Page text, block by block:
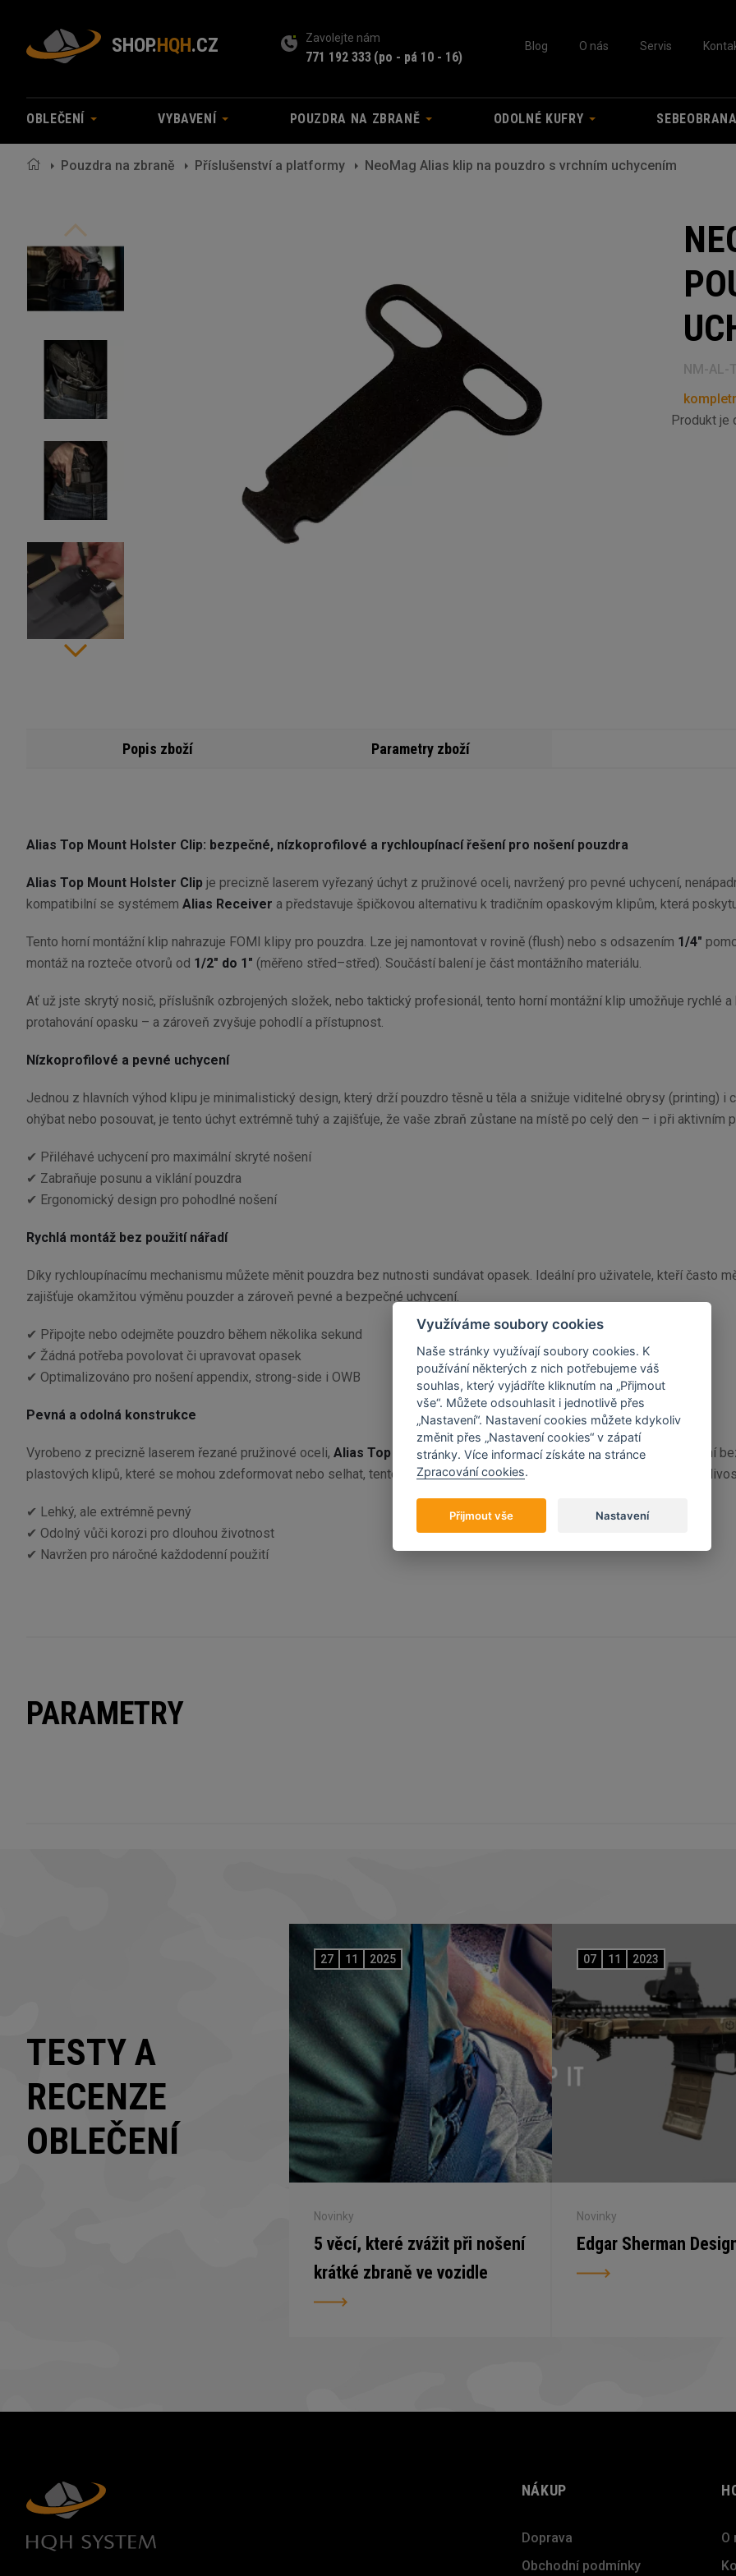
SHOP.HQH.CZ Zavolejte nám
771 192 333 (po - pá 10 - 16)
Blog O nás Servis
OBLEČENÍ VYBAVENÍ POUZDRA NA ZBRANĚ ODOLNÉ KUFRY
Pouzdra na zbraně Příslušenství a platformy NeoMag Alias klip na pouzdro s vrchním uchycením
NM-AL-
Produkt je
Popis zboží Parametry zboží
Alias Top Mount Holster Clip: bezpečné, nízkoprofilové a rychloupínací řešení pro nošení pouzdra
Alias Top Mount Holster Clip je precizně laserem vyřezaný úchyt z pružinové oceli, navržený pro pevné uchycení,
kompatibilní se systémem Alias Receiver a představuje špičkovou alternativu k tradičním opaskovým klipům, která
Tento horní montážní klip nahrazuje FOMI klipy pro pouzdra. Lze jej namontovat v rovině (flush) nebo s odsazením 1/4"
montáž na rozteče otvorů od 1/2" do 1" (měřeno střed–střed). Součástí balení je část montážního materiálu.
Ať už jste skrytý nosič, příslušník ozbrojených složek, nebo taktický profesionál, tento horní montážní klip umožňuje rychlé
protahování opasku – a zároveň zvyšuje pohodlí a přístupnost.
Nízkoprofilové a pevné uchycení
Jednou z hlavních výhod klipu je minimalistický design, který drží pouzdro těsně u těla a snižuje viditelné obrysy (printing)
ohýbat nebo posouvat, je tento úchyt extrémně tuhý a zajišťuje, že vaše zbraň zůstane na místě po celý den – i při aktivním
✔ Přiléhavé uchycení pro maximální skryté nošení
✔ Zabraňuje posunu a viklání pouzdra
✔ Ergonomický design pro pohodlné nošení
Rychlá montáž bez použití nářadí
Díky rychloupínacímu mechanismu můžete měnit pouzdra bez nutnosti sundávat opasek. Ideální pro uživatele, kteří často
zajišťuje okamžitou výměnu pouzder a zároveň pevné a bezpečné uchycení.
✔ Připojte nebo odejměte pouzdro během několika sekund
✔ Žádná potřeba povolovat či upravovat opasek
✔ Optimalizováno pro nošení appendix, strong-side i OWB
Pevná a odolná konstrukce
Vyrobeno z precizně laserem řezané pružinové oceli, Alias Top Mount Holster Clipvydrží roky každodenního používání
plastových klipů, které se mohou zdeformovat nebo selhat, tento kovový úchyt poskytuje výjimečnou odolnost a
✔ Lehký, ale extrémně pevný
✔ Odolný vůči korozi pro dlouhou životnost
✔ Navržen pro náročné každodenní použití
PARAMETRY
TESTY A
RECENZE
OBLEČENÍ
27 11 2025
Novinky
5 věcí, které zvážit při nošení
krátké zbraně ve vozidle
07 11 2023
Novinky
Edgar Sherman
NÁKUP
Doprava
Obchodní podmínky
O
Využíváme soubory cookies
Naše stránky využívají soubory cookies. K
používání některých z nich potřebujeme váš
souhlas, který vyjádříte kliknutím na „Přijmout
vše“. Můžete odsouhlasit i jednotlivě přes
„Nastavení“. Nastavení cookies můžete kdykoliv
změnit přes „Nastavení cookies“ v zápatí
stránky. Více informací získáte na stránce
Zpracování cookies.
Přijmout vše Nastavení